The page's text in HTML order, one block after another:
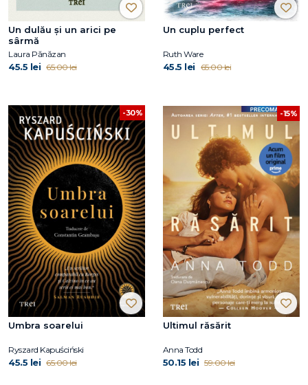
Un dulău și un arici pe
sârmă
Laura Pănăzan
45.5 lei 65.00 lei
Un cuplu perfect
Ruth Ware
45.5 lei 65.00 lei
-30%
Umbra soarelui
Ryszard Kapuściński
45.5 lei 65.00 lei
-15%
Ultimul răsărit
Anna Todd
50.15 lei 59.00 lei